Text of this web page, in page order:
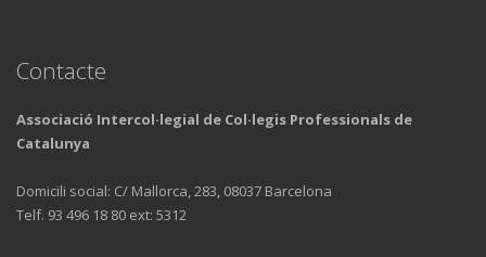
Contacte
Associació Intercol·legial de Col·legis Professionals de
Catalunya
Domicili social: C/ Mallorca, 283, 08037 Barcelona
Telf. 93 496 18 80 ext: 5312